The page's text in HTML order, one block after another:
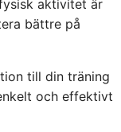
aktivitet är
bättre på
till din träning
och effektivt